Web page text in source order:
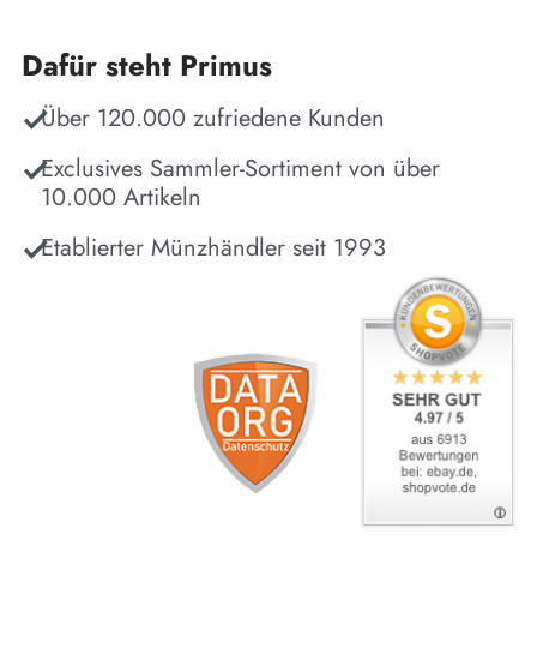
Dafür steht Primus
Über 120.000 zufriedene Kunden
Exclusives Sammler-Sortiment von über
10.000 Artikeln
Etablierter Münzhändler seit 1993